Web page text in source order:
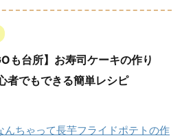
も台所】お寿司ケーキの作り
者でもできる簡単レシピ
んちゃって長芋フライドポテトの作